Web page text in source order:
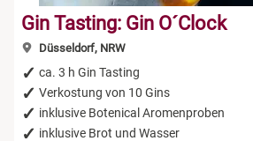
Gin Tasting: Gin O´Clock
Düsseldorf, NRW
ca. 3 h Gin Tasting
Verkostung von 10 Gins
inklusive Botenical Aromenproben
inklusive Brot und Wasser